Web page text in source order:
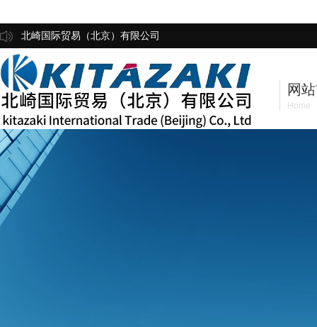
北崎国际贸易（北京）有限公司
网
Home